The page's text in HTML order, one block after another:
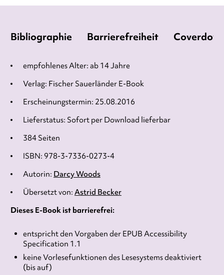
Bibliographie Barrierefreiheit
Verlag: Fischer Sauerländer E-Book
Übersetzt von: Astrid Becker
Erscheinungstermin: 25.08.2016
Lieferstatus: Sofort per Download lieferbar
ISBN: 978-3-7336-0273-4
384 Seiten
Autorin: Darcy Woods
empfohlenes Alter: ab 14 Jahre
Dieses E-Book ist barrierefrei:
entspricht den Vorgaben der EPUB Accessibility
Specification 1.1
keine Vorlesefunktionen des Lesesystems deaktiviert
(bis auf)